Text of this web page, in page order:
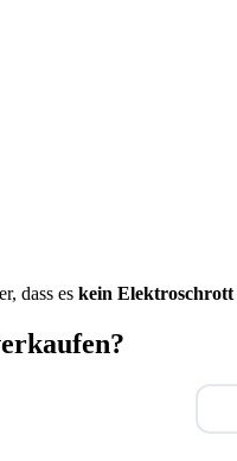
dass es kein Elektroschrott